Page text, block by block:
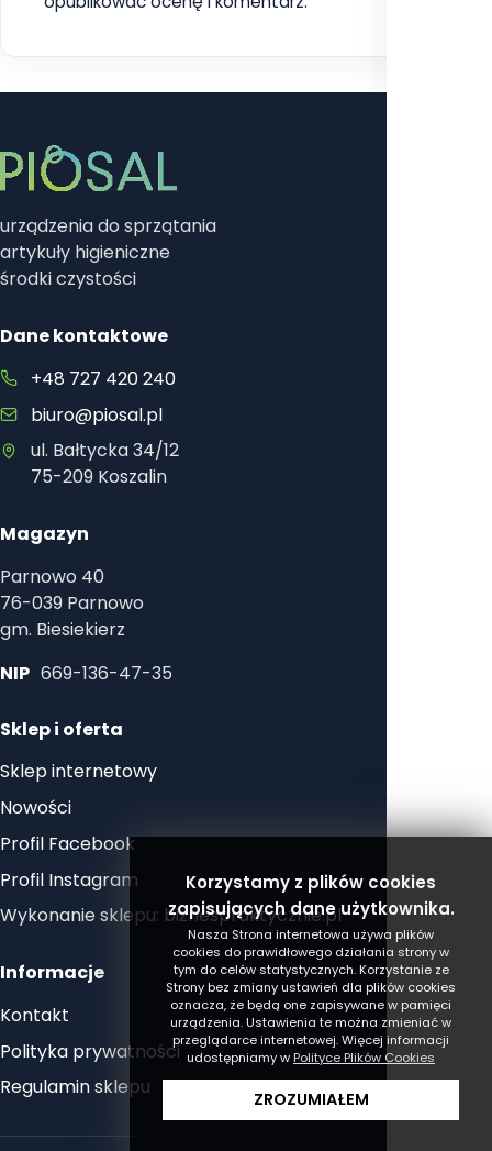
urządzenia do sprzątania
artykuły higieniczne
środki czystości
Dane kontaktowe
+48 727 420 240
biuro@piosal.pl
ul. Bałtycka 34/12
75-209 Koszalin
Magazyn
Parnowo 40
76-039 Parnowo
gm. Biesiekierz
NIP 669-136-47-35
Sklep i oferta
Sklep internetowy
Nowości
Profil Facebook
Profil Instagram
Wykonanie sklepu: biznespraktycznie.pl
Informacje
Kontakt
Polityka prywatności
Regulamin sklepu
Korzystamy z plików cookies
zapisujących dane użytkownika.
Nasza Strona internetowa używa plików
cookies do prawidłowego działania strony w
tym do celów statystycznych. Korzystanie ze
Strony bez zmiany ustawień dla plików cookies
oznacza, że będą one zapisywane w pamięci
urządzenia. Ustawienia te można zmieniać w
przeglądarce internetowej. Więcej informacji
udostępniamy wPolityce Plików Cookies
ZROZUMIAŁEM